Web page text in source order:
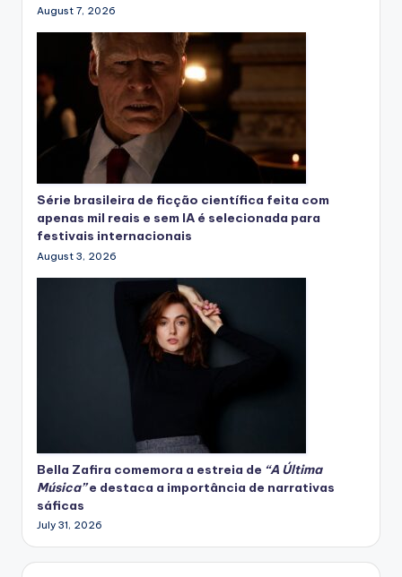
August 7, 2026
Série brasileira de ficção científica feita com
apenas mil reais e sem IA é selecionada para
festivais internacionais
August 3, 2026
Bella Zafira comemora a estreia de “A Última
Música”e destaca a importância de narrativas
sáficas
July 31, 2026